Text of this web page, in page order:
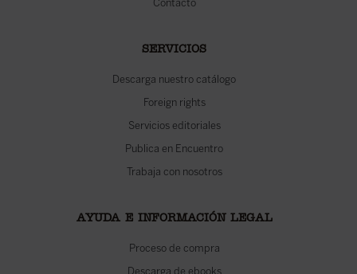
Contacto
SERVICIOS
Descarga nuestro catálogo
Foreign rights
Servicios editoriales
Publica en Encuentro
Trabaja con nosotros
AYUDA E INFORMACIÓN LEGAL
Proceso de compra
Descarga de ebooks